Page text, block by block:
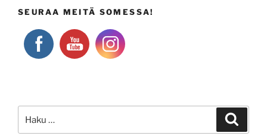
SEURAA MEITÄ SOMESSA!